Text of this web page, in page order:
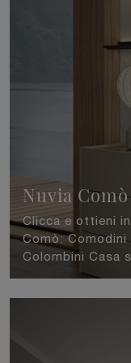
Nuvia Comò
Clicca e ottieni
Comò:
Colombini Casa